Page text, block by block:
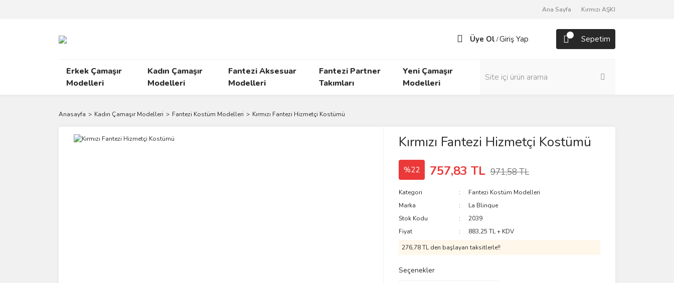
Ana Sayfa Kırmızı AŞKI
Üye Ol /Giriş Yap Sepetim
Erkek Çamaşır
Modelleri
Kadın Çamaşır
Modelleri
Fantezi Aksesuar
Modelleri
Fantezi Partner
Takımları
Yeni Çamaşır
Modelleri
Anasayfa Kadın Çamaşır Modelleri Fantezi Kostüm Modelleri Kırmızı Fantezi Hizmetçi Kostümü
Kırmızı Fantezi Hizmetçi Kostümü
%22 757,83 TL 971,58 TL
Kategori
Fantezi Kostüm Modelleri
Marka
La Blinque
Stok Kodu
2039
Fiyat
883,25 TL + KDV
276,78 TL den başlayan taksitlerle!!
Seçenekler